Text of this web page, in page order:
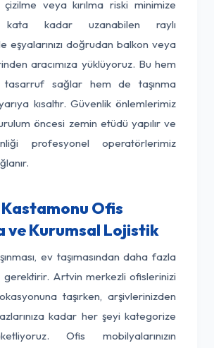
çizilme veya kırılma riski minimize
kadar uzanabilen raylı
eşyalarınızı doğrudan balkon veya
aracımıza yüklüyoruz. Bu hem
tasarruf sağlar hem de taşınma
kısaltır. Güvenlik önlemlerimiz
öncesi zemin etüdü yapılır ve
profesyonel operatörlerimiz
Ofis
ve Kurumsal Lojistik
ev taşımasından daha fazla
gerektirir. Artvin merkezli ofislerinizi
taşırken, arşivlerinizden
kadar her şeyi kategorize
Ofis mobilyalarınızın